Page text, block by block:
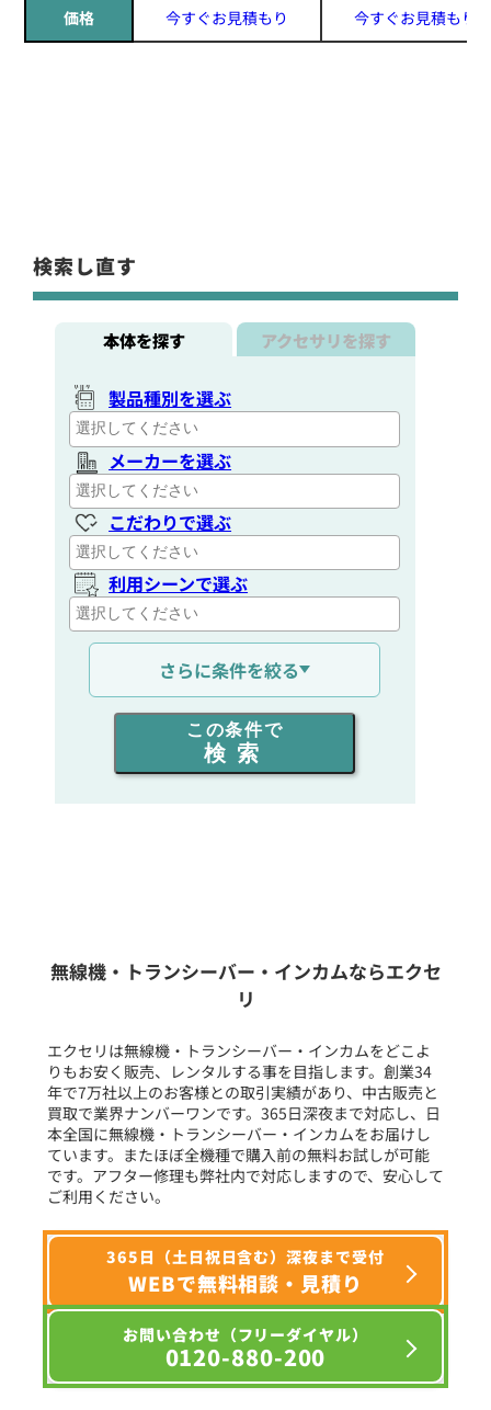
価格 今すぐお見積もり 今すぐお見積もり
検索し直す
本体を探す アクセサリを探す
製品種別を選ぶ
メーカーを選ぶ
こだわりで選ぶ
利用シーンで選ぶ
通信距離を選ぶ
出力を選ぶ
同時通話人数を選ぶ
フリーワード入力(製品名等)
選択条件をリセット
さらに条件を絞る
この条件で
検索
無線機・トランシーバー・インカムならエクセ
リ
エクセリは無線機・トランシーバー・インカムをどこよ
りもお安く販売、レンタルする事を目指します。創業34
年で7万社以上のお客様との取引実績があり、中古販売と
買取で業界ナンバーワンです。365日深夜まで対応し、日
本全国に無線機・トランシーバー・インカムをお届けし
ています。またほぼ全機種で購入前の無料お試しが可能
です。アフター修理も弊社内で対応しますので、安心して
ご利用ください。
365日（土日祝日含む）深夜まで受付
WEBで無料相談・見積り
お問い合わせ（フリーダイヤル）
0120-880-200